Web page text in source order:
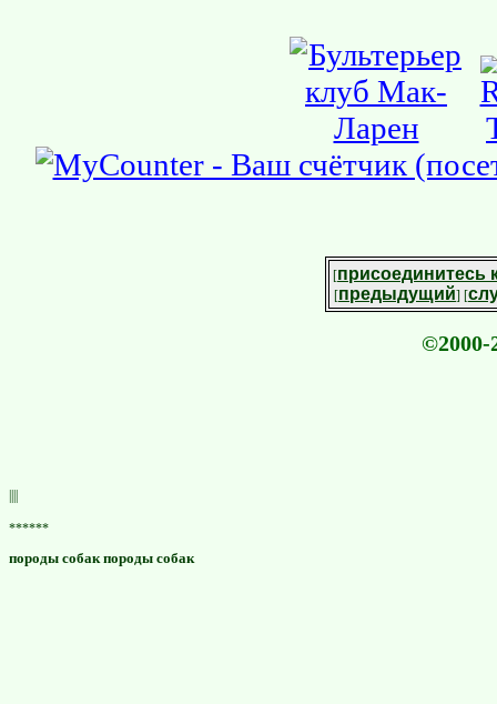
[присоединитесь
[предыдущий] [
©2000-
******
породы собак породы собак